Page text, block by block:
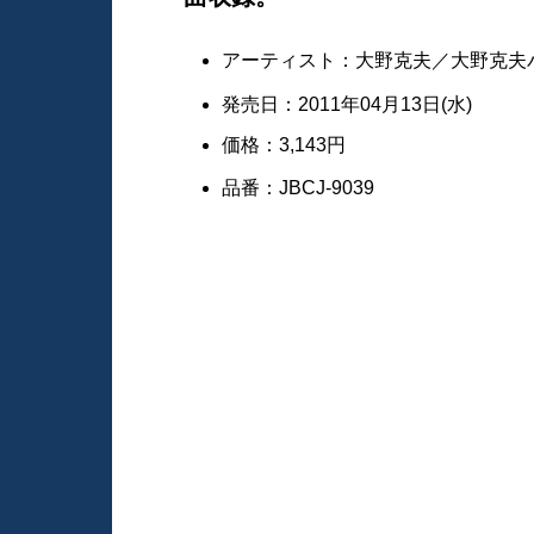
アーティスト：大野克夫／大野克夫
発売日：2011年04月13日(水)
価格：3,143円
品番：JBCJ-9039